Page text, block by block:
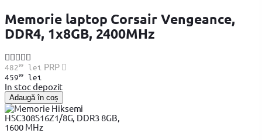
Memorie laptop Corsair Vengeance,
DDR4, 1x8GB, 2400MHz
48299lei PRP
45999lei
In stoc depozit
Adaugă în coș